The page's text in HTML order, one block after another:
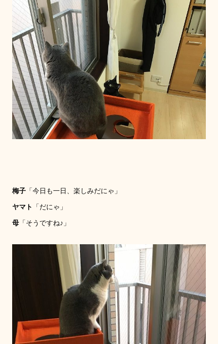
梅子「今日も一日、楽しみだにゃ」
ヤマト 「だにゃ」
母「そうですね♪」